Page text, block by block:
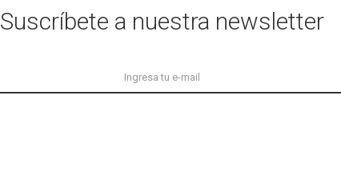
Suscríbete a nuestra newsletter